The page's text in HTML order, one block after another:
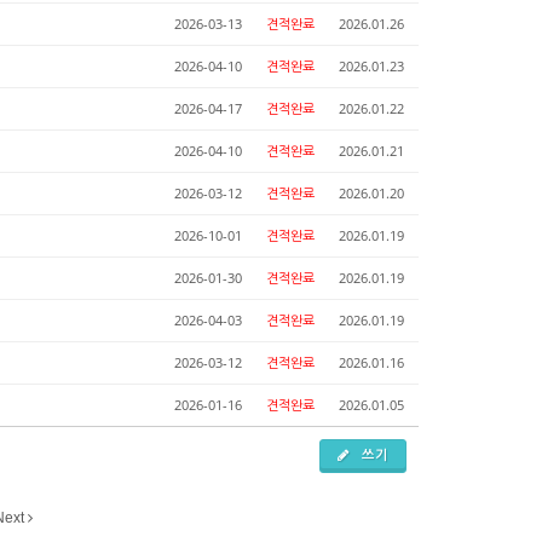
2026-03-13 견적완료 2026.01.26
2026-04-10 견적완료 2026.01.23
2026-04-17 견적완료 2026.01.22
2026-04-10 견적완료 2026.01.21
2026-03-12 견적완료 2026.01.20
2026-10-01 견적완료 2026.01.19
2026-01-30 견적완료 2026.01.19
2026-04-03 견적완료 2026.01.19
2026-03-12 견적완료 2026.01.16
2026-01-16 견적완료 2026.01.05
쓰기